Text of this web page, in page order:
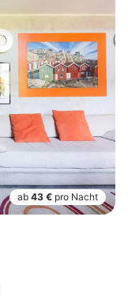
ab 43 € pro Nacht